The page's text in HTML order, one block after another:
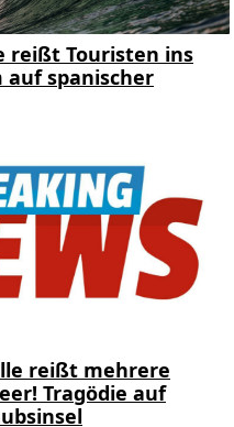
reißt Touristen ins
auf spanischer
reißt mehrere
Tragödie auf